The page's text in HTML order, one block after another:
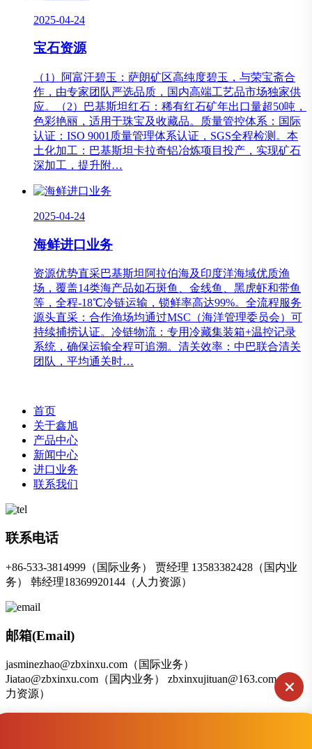
2025-04-24
宝石资源
（1）阿富汗碧玉：萨朗矿区高纯度碧玉，与荣宝斋合
作，由专家团队严选品质，国内高端工艺品市场独家供
应。（2）巴基斯坦红石：稀有红石矿年出口量超50吨，
色彩艳丽，适用于珠宝及收藏品。质量管控体系：国际
认证：ISO 9001质量管理体系认证，SGS全程检测。本
土化加工：巴基斯坦卡拉奇铝冶炼项目投产，实现矿石
深加工，提升附…
2025-04-24
海鲜进口业务
资源优势直采巴基斯坦阿拉伯海及印度洋海域优质渔
场，覆盖14类海产品如石斑鱼、金线鱼、黑虎虾和带鱼
等，全程-18℃冷链运输，锁鲜率高达99%。全流程服务
源头直采：合作渔场均通过MSC（海洋管理委员会）可
持续捕捞认证。冷链物流：专用冷藏集装箱+温控记录
系统，确保运输全程可追溯。清关效率：中巴联合清关
团队，平均通关时…
首页
关于鑫旭
产品中心
新闻中心
进口业务
联系我们
联系电话
+86-533-3814999（国际业务） 贾经理 13583382428（国内业
务） 韩经理18369920144（人力资源）
邮箱(Email)
jasminezhao@zbxinxu.com（国际业务）
Jiatao@zbxinxu.com（国内业务） zbxinxujituan@163.com（人
力资源）